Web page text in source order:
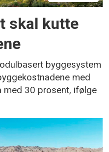
skal kutte
byggesystem
med
med 30 prosent, ifølge